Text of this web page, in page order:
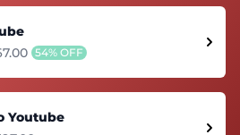
54% OFF
Youtube